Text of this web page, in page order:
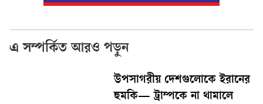
এ সম্পর্কিত আরও পড়ুন
উপসাগরীয় দেশগুলোকে ইরানের
হুমকি— ট্রাম্পকে না থামালে